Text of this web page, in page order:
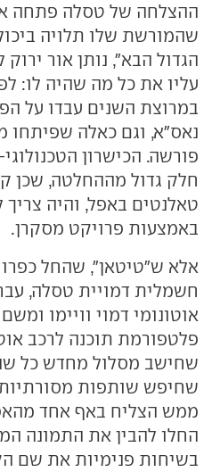
ההצלחה של טסלה פתחה
שהמורשת שלו תלויה
הגדול הבא", נותן אור
עליו את כל מה שהיה לו:
במרוצת השנים עבדו על
נאס"א, וגם כאלה שפיתחו
פורשה. הכישרון
חלק גדול מההחלטה, שכן
טאלנטים באפל, והיה
באמצעות פרויקט מסקרן.
אלא ש"טיטאן", שהחל
חשמלית דמויית טסלה, עבר
אוטונומי דמוי וויימו
פלטפורמת תוכנה לרכב
שחישב מסלול מחדש כל
שחיפש שותפות
ממש הצליח באף אחד
החלו להבין את התמונה
בשיחות פנימיות את שם